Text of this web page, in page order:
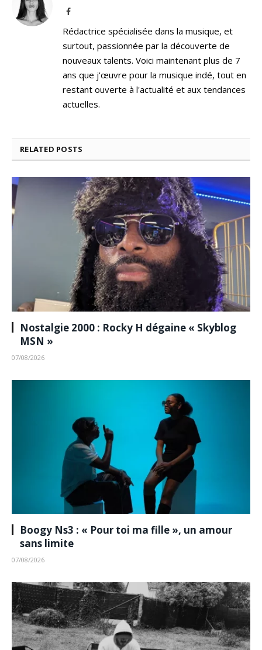
Facebook
Rédactrice spécialisée dans la musique, et
surtout, passionnée par la découverte de
nouveaux talents. Voici maintenant plus de 7
ans que j'œuvre pour la musique indé, tout en
restant ouverte à l'actualité et aux tendances
actuelles.
RELATED POSTS
Nostalgie 2000 : Rocky H dégaine « Skyblog
MSN »
07/08/2026
Boogy Ns3 : « Pour toi ma fille », un amour
sans limite
07/08/2026